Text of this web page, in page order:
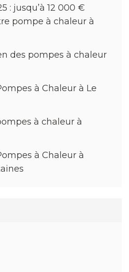
: jusqu’à 12 000 €
pompe à chaleur à
des pompes à chaleur
à Chaleur à Le
à chaleur à
à Chaleur à